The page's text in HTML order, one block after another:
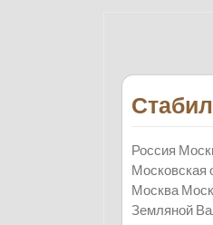
Россия
Московская
Москва
Земляной